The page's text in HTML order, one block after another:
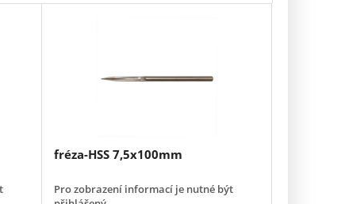
fréza-HSS 7,5x100mm
Pro zobrazení informací je nutné být